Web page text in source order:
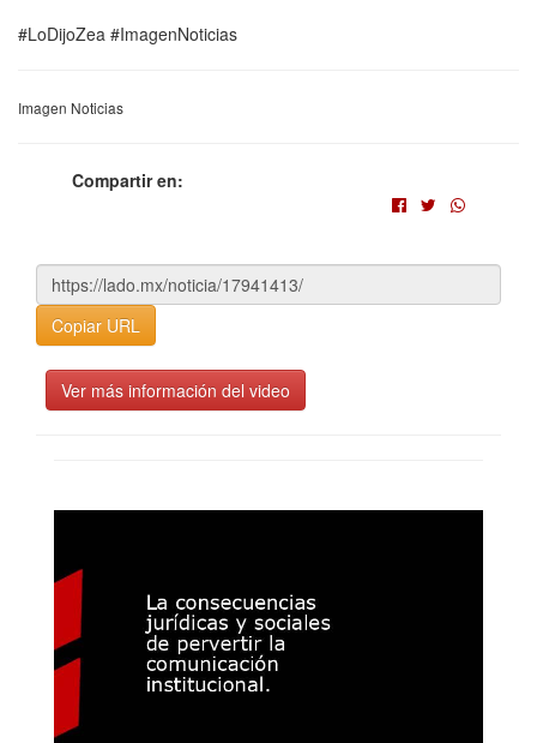
#LoDijoZea #ImagenNoticias
Imagen Noticias
Compartir en:
Copiar URL
Ver más información del video